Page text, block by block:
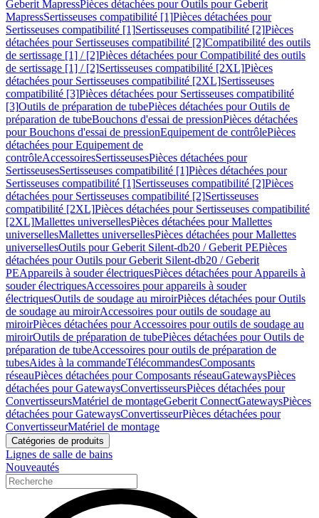
Geberit MapressPièces détachées pour Outils pour Geberit
MapressSertisseuses compatibilité [1]Pièces détachées pour
Sertisseuses compatibilité [1]Sertisseuses compatibilité [2]Pièces
détachées pour Sertisseuses compatibilité [2]Compatibilité des outils
de sertissage [1] / [2]Pièces détachées pour Compatibilité des outils
de sertissage [1] / [2]Sertisseuses compatibilité [2XL]Pièces
détachées pour Sertisseuses compatibilité [2XL]Sertisseuses
compatibilité [3]Pièces détachées pour Sertisseuses compatibilité
[3]Outils de préparation de tubePièces détachées pour Outils de
préparation de tubeBouchons d'essai de pressionPièces détachées
pour Bouchons d'essai de pressionEquipement de contrôlePièces
détachées pour Equipement de
contrôleAccessoiresSertisseusesPièces détachées pour
SertisseusesSertisseuses compatibilité [1]Pièces détachées pour
Sertisseuses compatibilité [1]Sertisseuses compatibilité [2]Pièces
détachées pour Sertisseuses compatibilité [2]Sertisseuses
compatibilité [2XL]Pièces détachées pour Sertisseuses compatibilité
[2XL]Mallettes universellesPièces détachées pour Mallettes
universellesMallettes universellesPièces détachées pour Mallettes
universellesOutils pour Geberit Silent-db20 / Geberit PEPièces
détachées pour Outils pour Geberit Silent-db20 / Geberit
PEAppareils à souder électriquesPièces détachées pour Appareils à
souder électriquesAccessoires pour appareils à souder
électriquesOutils de soudage au miroirPièces détachées pour Outils
de soudage au miroirAccessoires pour outils de soudage au
miroirPièces détachées pour Accessoires pour outils de soudage au
miroirOutils de préparation de tubePièces détachées pour Outils de
préparation de tubeAccessoires pour outils de préparation de
tubesAides à la commandeTélécommandesComposants
réseauPièces détachées pour Composants réseauGatewaysPièces
détachées pour GatewaysConvertisseursPièces détachées pour
ConvertisseursMatériel de montageGeberit ConnectGatewaysPièces
détachées pour GatewaysConvertisseurPièces détachées pour
ConvertisseurMatériel de montage
Catégories de produits
Lignes de salle de bains
Nouveautés